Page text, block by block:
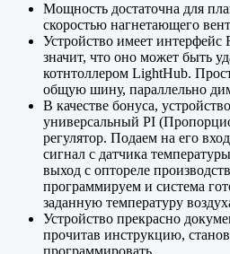
Мощность достаточна для
скоростью нагнетающего
Устройство имеет интерфейс
значит, что оно может быть
котнтоллером LightHub.
общую шину, параллельно
В качестве бонуса,
универсальный PI
регулятор. Подаем на его
сигнал с датчика
выход с оптореле
программируем и система
заданную температуру
Устройство прекрасно
прочитав инструкцию,
программировать.